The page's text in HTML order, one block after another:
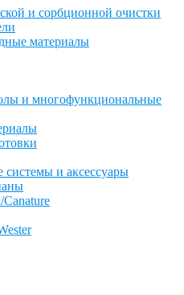
и сорбционной очистки
материалы
и многофункциональные
системы и аксессуары